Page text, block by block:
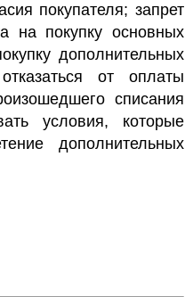
покупателя; запрет
на покупку основных
дополнительных
от оплаты
списания
условия, которые
дополнительных